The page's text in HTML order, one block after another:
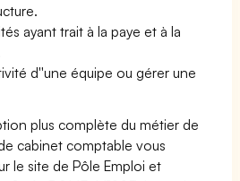
ayant trait à la paye et à la
d''une équipe ou gérer une
plus complète du métier de
cabinet comptable vous
le site de Pôle Emploi et